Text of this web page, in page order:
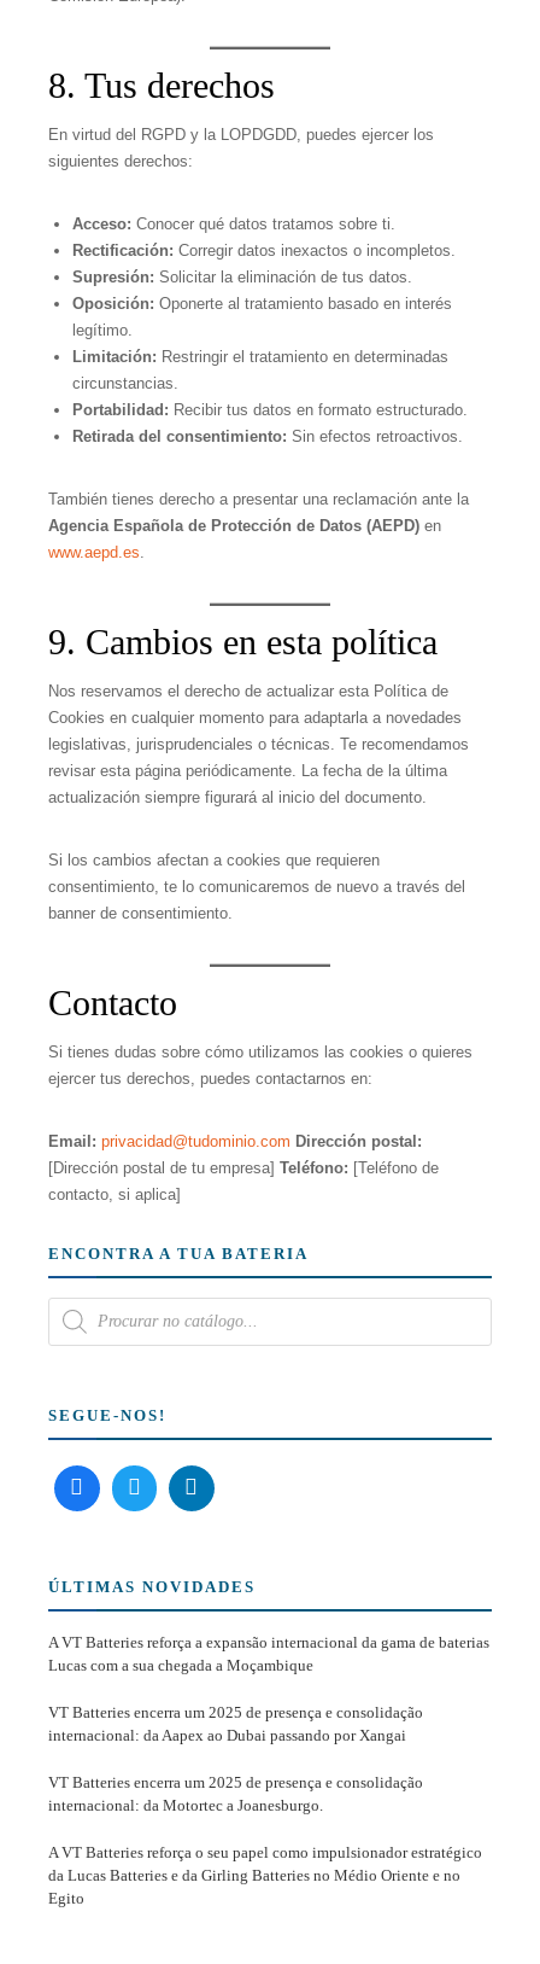
8. Tus derechos
En virtud del RGPD y la LOPDGDD, puedes ejercer los
siguientes derechos:
Acceso: Conocer qué datos tratamos sobre ti.
Rectificación: Corregir datos inexactos o incompletos.
Supresión: Solicitar la eliminación de tus datos.
Oposición: Oponerte al tratamiento basado en interés
legítimo.
Limitación: Restringir el tratamiento en determinadas
circunstancias.
Portabilidad: Recibir tus datos en formato estructurado.
Retirada del consentimiento: Sin efectos retroactivos.
También tienes derecho a presentar una reclamación ante la
Agencia Española de Protección de Datos (AEPD) en
www.aepd.es.
9. Cambios en esta política
Nos reservamos el derecho de actualizar esta Política de
Cookies en cualquier momento para adaptarla a novedades
legislativas, jurisprudenciales o técnicas. Te recomendamos
revisar esta página periódicamente. La fecha de la última
actualización siempre figurará al inicio del documento.
Si los cambios afectan a cookies que requieren
consentimiento, te lo comunicaremos de nuevo a través del
banner de consentimiento.
Contacto
Si tienes dudas sobre cómo utilizamos las cookies o quieres
ejercer tus derechos, puedes contactarnos en:
Email: privacidad@tudominio.com Dirección postal:
[Dirección postal de tu empresa] Teléfono: [Teléfono de
contacto, si aplica]
ENCONTRA A TUA BATERIA
SEGUE-NOS!
ÚLTIMAS NOVIDADES
A VT Batteries reforça a expansão internacional da gama de baterias
Lucas com a sua chegada a Moçambique
VT Batteries encerra um 2025 de presença e consolidação
internacional: da Aapex ao Dubai passando por Xangai
VT Batteries encerra um 2025 de presença e consolidação
internacional: da Motortec a Joanesburgo.
A VT Batteries reforça o seu papel como impulsionador estratégico
da Lucas Batteries e da Girling Batteries no Médio Oriente e no
Egito